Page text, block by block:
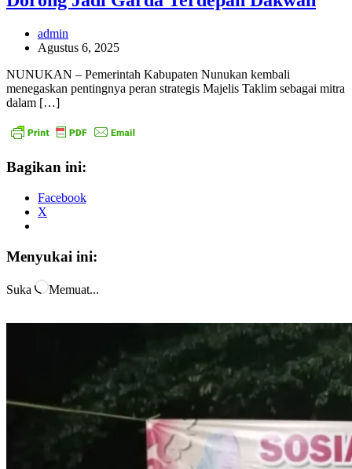
admin
Agustus 6, 2025
NUNUKAN – Pemerintah Kabupaten Nunukan kembali
menegaskan pentingnya peran strategis Majelis Taklim sebagai mitra
dalam […]
Bagikan ini:
Facebook
X
Menyukai ini:
Suka Memuat...